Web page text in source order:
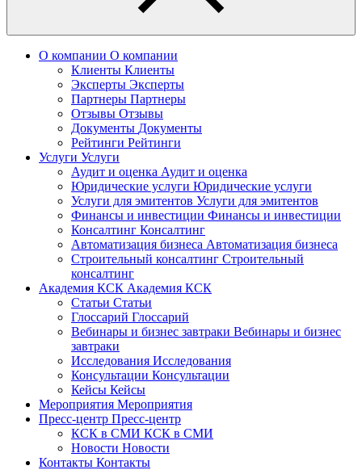
О компании О компании
Клиенты Клиенты
Эксперты Эксперты
Партнеры Партнеры
Отзывы Отзывы
Документы Документы
Рейтинги Рейтинги
Услуги Услуги
Аудит и оценка Аудит и оценка
Юридические услуги Юридические услуги
Услуги для эмитентов Услуги для эмитентов
Финансы и инвестиции Финансы и инвестиции
Консалтинг Консалтинг
Автоматизация бизнеса Автоматизация бизнеса
Строительный консалтинг Строительный
консалтинг
Академия КСК Академия КСК
Статьи Статьи
Глоссарий Глоссарий
Вебинары и бизнес завтраки Вебинары и бизнес
завтраки
Исследования Исследования
Консультации Консультации
Кейсы Кейсы
Мероприятия Мероприятия
Пресс-центр Пресс-центр
КСК в СМИ КСК в СМИ
Новости Новости
Контакты Контакты